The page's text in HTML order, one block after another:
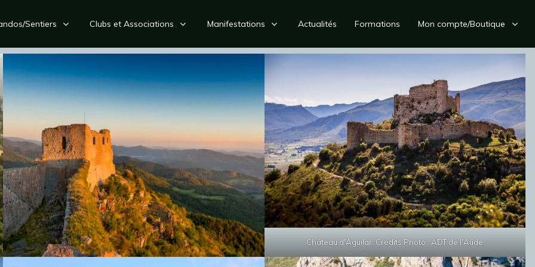
Sentiers Clubs et Associations Manifestations Actualités Formations Mon compte/Boutique
Château d'Aguilar. Crédits Photo : ADT de l'Aude